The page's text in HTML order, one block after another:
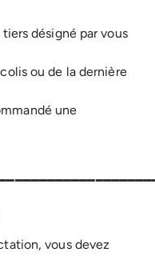
désigné par vous
ou de la dernière
une
vous devez